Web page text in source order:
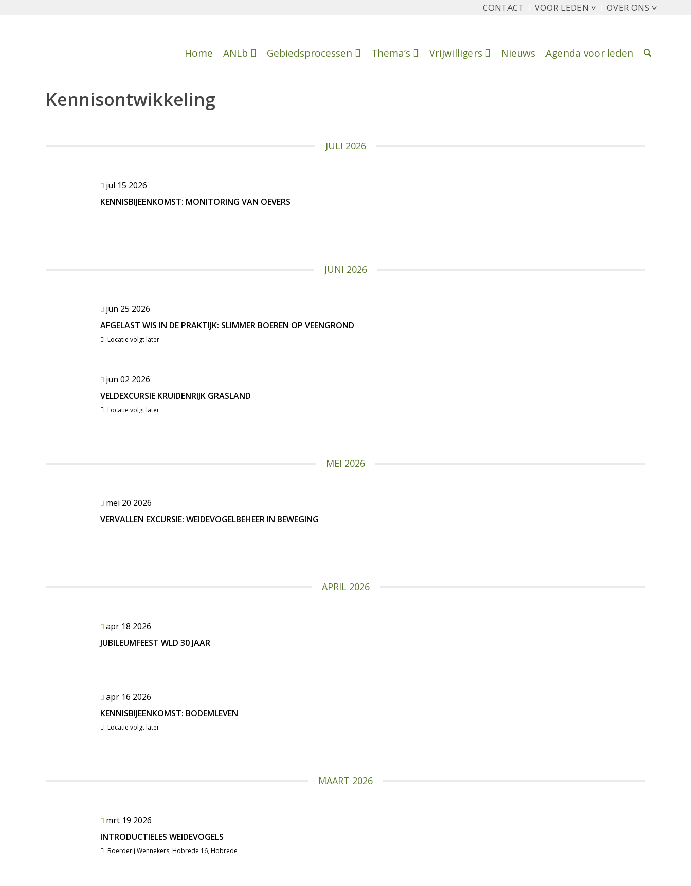
CONTACT VOOR LEDEN ˅ OVER ONS ˅
Home ANLb Gebiedsprocessen Thema’s Vrijwilligers Nieuws Agenda voor leden
Kennisontwikkeling
JULI 2026
jul 15 2026
KENNISBIJEENKOMST: MONITORING VAN OEVERS
JUNI 2026
jun 25 2026
AFGELAST WIS IN DE PRAKTIJK: SLIMMER BOEREN OP VEENGROND
Locatie volgt later
jun 02 2026
VELDEXCURSIE KRUIDENRIJK GRASLAND
Locatie volgt later
MEI 2026
mei 20 2026
VERVALLEN EXCURSIE: WEIDEVOGELBEHEER IN BEWEGING
APRIL 2026
apr 18 2026
JUBILEUMFEEST WLD 30 JAAR
apr 16 2026
KENNISBIJEENKOMST: BODEMLEVEN
Locatie volgt later
MAART 2026
mrt 19 2026
INTRODUCTIELES WEIDEVOGELS
Boerderij Wennekers, Hobrede 16, Hobrede